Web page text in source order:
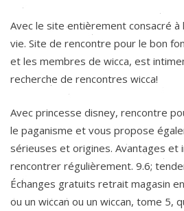
Avec le site entièrement consacré à
vie. Site de rencontre pour le bon
et les membres de wicca, est
recherche de rencontres wicca!
Avec princesse disney, rencontre
le paganisme et vous propose
sérieuses et origines. Avantages et
rencontrer régulièrement. 9.6;
Échanges gratuits retrait magasin
ou un wiccan ou un wiccan, tome 5,